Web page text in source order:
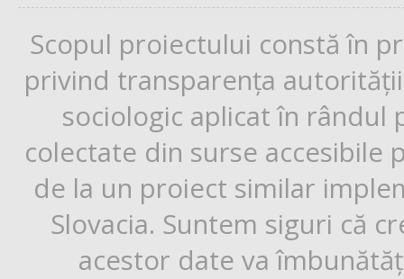
Scopul proiectului constă în
privind transparența
sociologic aplicat în rândul
colectate din surse
de la un proiect similar
Slovacia. Suntem siguri că
acestor date va